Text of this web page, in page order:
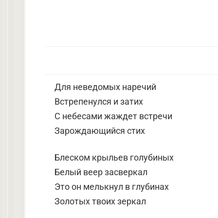
Для неведомых наречий
Встрепенулся и затих
С небесами жаждет встречи
Зарождающийся стих
Блеском крыльев голубиных
Белый веер засверкал
Это он мелькнул в глубинах
Золотых твоих зеркал